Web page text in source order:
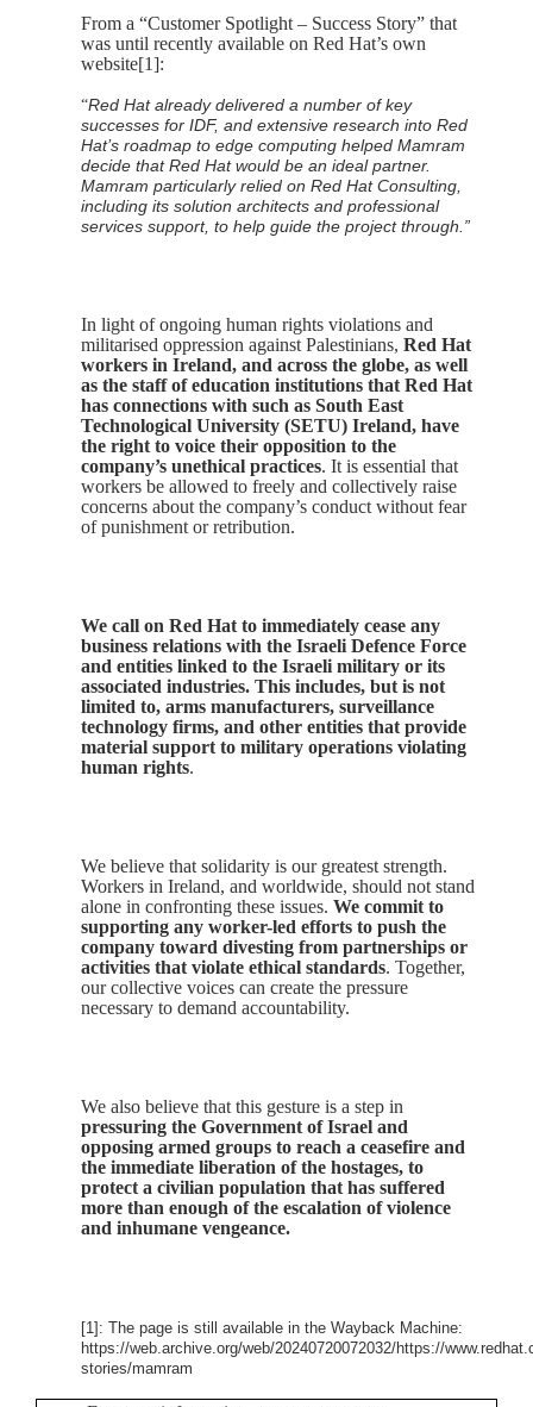
From a “Customer Spotlight – Success Story” that
was until recently available on Red Hat’s own
website[1]:
“Red Hat already delivered a number of key
successes for IDF, and extensive research into Red
Hat’s roadmap to edge computing helped Mamram
decide that Red Hat would be an ideal partner.
Mamram particularly relied on Red Hat Consulting,
including its solution architects and professional
services support, to help guide the project through.”
In light of ongoing human rights violations and
militarised oppression against Palestinians, Red Hat
workers in Ireland, and across the globe, as well
as the staff of education institutions that Red Hat
has connections with such as South East
Technological University (SETU) Ireland, have
the right to voice their opposition to the
company’s unethical practices. It is essential that
workers be allowed to freely and collectively raise
concerns about the company’s conduct without fear
of punishment or retribution.
We call on Red Hat to immediately cease any
business relations with the Israeli Defence Force
and entities linked to the Israeli military or its
associated industries. This includes, but is not
limited to, arms manufacturers, surveillance
technology firms, and other entities that provide
material support to military operations violating
human rights.
We believe that solidarity is our greatest strength.
Workers in Ireland, and worldwide, should not stand
alone in confronting these issues. We commit to
supporting any worker-led efforts to push the
company toward divesting from partnerships or
activities that violate ethical standards. Together,
our collective voices can create the pressure
necessary to demand accountability.
We also believe that this gesture is a step in
pressuring the Government of Israel and
opposing armed groups to reach a ceasefire and
the immediate liberation of the hostages, to
protect a civilian population that has suffered
more than enough of the escalation of violence
and inhumane vengeance.
[1]: The page is still available in the Wayback Machine:
https://web.archive.org/web/20240720072032/https://
stories/mamram